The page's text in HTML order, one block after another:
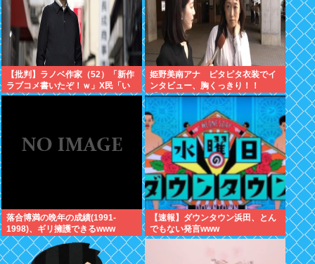
【批判】ラノベ作家（52）「新作
ラブコメ書いたぞ！ｗ」X民「い
い歳こいてラブコメ（笑）恥ずか
姫野美南アナ ピタピタ衣装でイ
ンタビュー、胸くっきり！！
【GIF動画あり】
落合博満の晩年の成績(1991-
1998)、ギリ擁護できるwww
【速報】ダウンタウン浜田、とん
でもない発言www